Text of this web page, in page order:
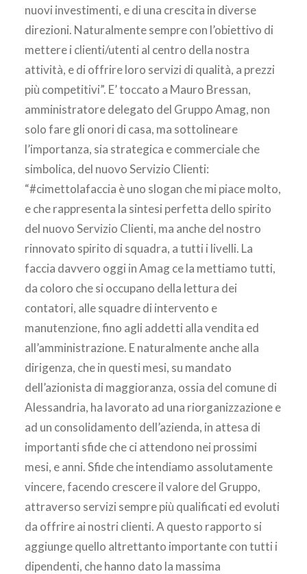
nuovi investimenti, e di una crescita in diverse
direzioni. Naturalmente sempre con l’obiettivo di
mettere i clienti/utenti al centro della nostra
attività, e di offrire loro servizi di qualità, a prezzi
più competitivi”. E’ toccato a Mauro Bressan,
amministratore delegato del Gruppo Amag, non
solo fare gli onori di casa, ma sottolineare
l’importanza, sia strategica e commerciale che
simbolica, del nuovo Servizio Clienti:
“#cimettolafaccia è uno slogan che mi piace molto,
e che rappresenta la sintesi perfetta dello spirito
del nuovo Servizio Clienti, ma anche del nostro
rinnovato spirito di squadra, a tutti i livelli. La
faccia davvero oggi in Amag ce la mettiamo tutti,
da coloro che si occupano della lettura dei
contatori, alle squadre di intervento e
manutenzione, fino agli addetti alla vendita ed
all’amministrazione. E naturalmente anche alla
dirigenza, che in questi mesi, su mandato
dell’azionista di maggioranza, ossia del comune di
Alessandria, ha lavorato ad una riorganizzazione e
ad un consolidamento dell’azienda, in attesa di
importanti sfide che ci attendono nei prossimi
mesi, e anni. Sfide che intendiamo assolutamente
vincere, facendo crescere il valore del Gruppo,
attraverso servizi sempre più qualificati ed evoluti
da offrire ai nostri clienti. A questo rapporto si
aggiunge quello altrettanto importante con tutti i
dipendenti, che hanno dato la massima